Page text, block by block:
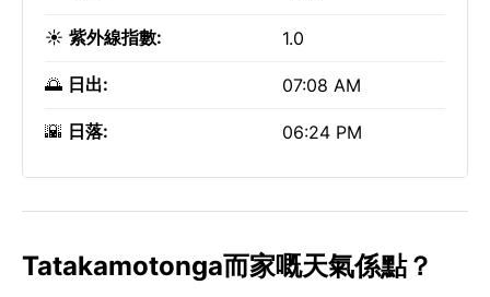
☀️ 紫外線指數: 1.0
🌅 日出: 07:08 AM
🌇 日落: 06:24 PM
Tatakamotonga而家嘅天氣係點？